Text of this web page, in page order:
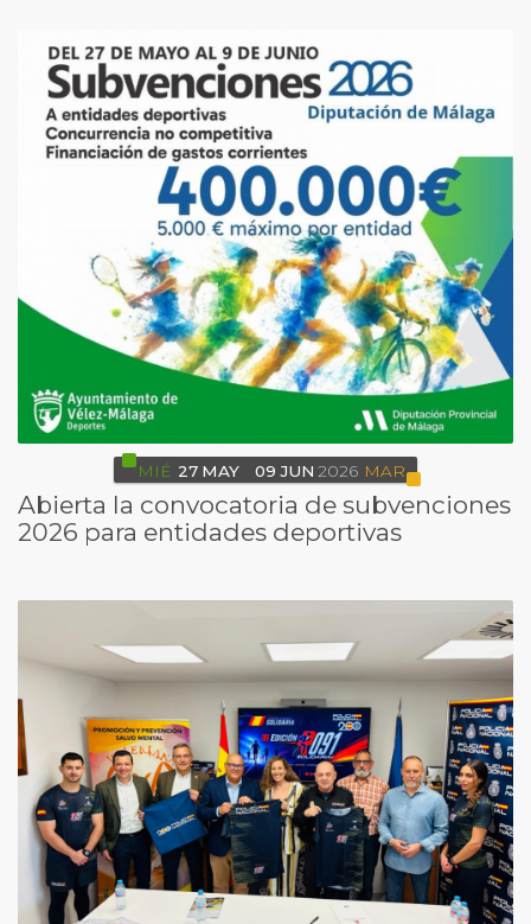
MIÉ 27 MAY 09 JUN 2026 MAR
Abierta la convocatoria de subvenciones
2026 para entidades deportivas